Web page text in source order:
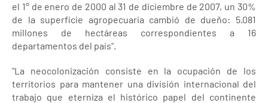
el 1° de enero de 2000 al 31 de diciembre de 2007, un 30%
de la superficie agropecuaria cambió de dueño: 5.081
millones de hectáreas correspondientes a 16
departamentos del país".
"La neocolonización consiste en la ocupación de los
territorios para mantener una división internacional del
trabajo que eterniza el histórico papel del continente